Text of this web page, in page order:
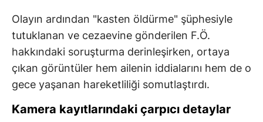
Olayın ardından "kasten öldürme" şüphesiyle
tutuklanan ve cezaevine gönderilen F.Ö.
hakkındaki soruşturma derinleşirken, ortaya
çıkan görüntüler hem ailenin iddialarını hem de o
gece yaşanan hareketliliği somutlaştırdı.
Kamera kayıtlarındaki çarpıcı detaylar